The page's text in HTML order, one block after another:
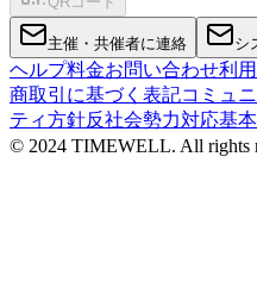
主催・共催者に連絡 シ
ヘルプ料金お問い合わせ利
商取引に基づく表記コミュ
ティ方針反社会勢力対応基
© 2024 TIMEWELL. All rights